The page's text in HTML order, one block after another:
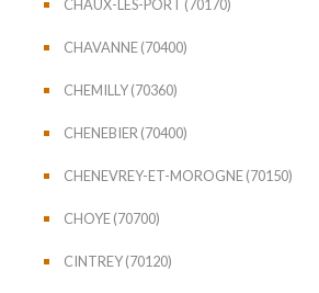
CHAUX-LÈS-PORT (70170)
CHAVANNE (70400)
CHEMILLY (70360)
CHENEBIER (70400)
CHENEVREY-ET-MOROGNE (70150)
CHOYE (70700)
CINTREY (70120)